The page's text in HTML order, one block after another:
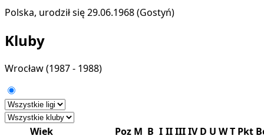
Polska, urodził się 29.06.1968 (Gostyń)
Kluby
Wrocław(1987 - 1988)
Wiek Poz M B I IIIIIIV D U WT Pkt